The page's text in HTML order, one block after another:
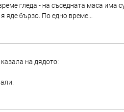
гледа - на съседната маса има
яде бързо. По едно време...
на дядото: